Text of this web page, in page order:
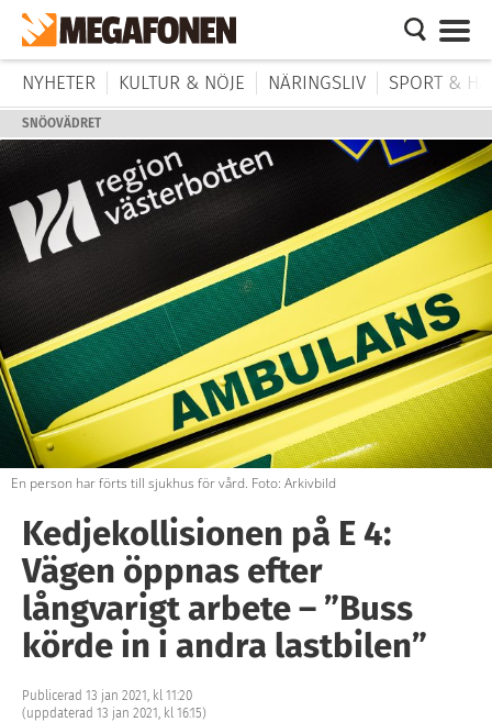
NYHETER KULTUR & NÖJE NÄRINGSLIV SPORT &
SNÖOVÄDRET
En person har förts till sjukhus för vård. Foto: Arkivbild
Kedjekollisionen på E 4:
Vägen öppnas efter
långvarigt arbete – ”Buss
körde in i andra lastbilen”
Publicerad 13 jan 2021, kl 11:20
(uppdaterad 13 jan 2021, kl 16:15)